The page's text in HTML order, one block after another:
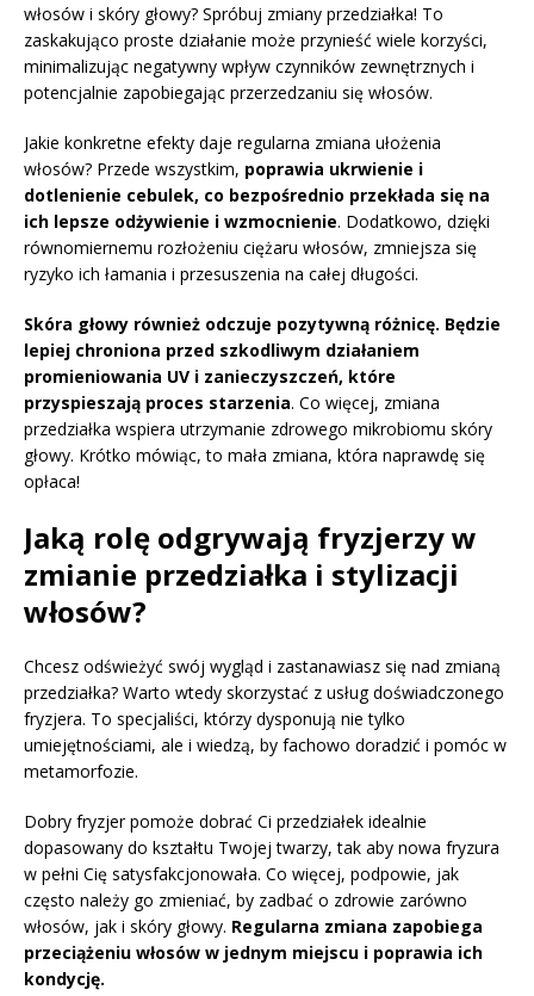
włosów i skóry głowy? Spróbuj zmiany przedziałka! To
zaskakująco proste działanie może przynieść wiele korzyści,
minimalizując negatywny wpływ czynników zewnętrznych i
potencjalnie zapobiegając przerzedzaniu się włosów.
Jakie konkretne efekty daje regularna zmiana ułożenia
włosów? Przede wszystkim, poprawia ukrwienie i
dotlenienie cebulek, co bezpośrednio przekłada się na
ich lepsze odżywienie i wzmocnienie. Dodatkowo, dzięki
równomiernemu rozłożeniu ciężaru włosów, zmniejsza się
ryzyko ich łamania i przesuszenia na całej długości.
Skóra głowy również odczuje pozytywną różnicę. Będzie
lepiej chroniona przed szkodliwym działaniem
promieniowania UV i zanieczyszczeń, które
przyspieszają proces starzenia. Co więcej, zmiana
przedziałka wspiera utrzymanie zdrowego mikrobiomu skóry
głowy. Krótko mówiąc, to mała zmiana, która naprawdę się
opłaca!
Jaką rolę odgrywają fryzjerzy w
zmianie przedziałka i stylizacji
włosów?
Chcesz odświeżyć swój wygląd i zastanawiasz się nad zmianą
przedziałka? Warto wtedy skorzystać z usług doświadczonego
fryzjera. To specjaliści, którzy dysponują nie tylko
umiejętnościami, ale i wiedzą, by fachowo doradzić i pomóc w
metamorfozie.
Dobry fryzjer pomoże dobrać Ci przedziałek idealnie
dopasowany do kształtu Twojej twarzy, tak aby nowa fryzura
w pełni Cię satysfakcjonowała. Co więcej, podpowie, jak
często należy go zmieniać, by zadbać o zdrowie zarówno
włosów, jak i skóry głowy. Regularna zmiana zapobiega
przeciążeniu włosów w jednym miejscu i poprawia ich
kondycję.